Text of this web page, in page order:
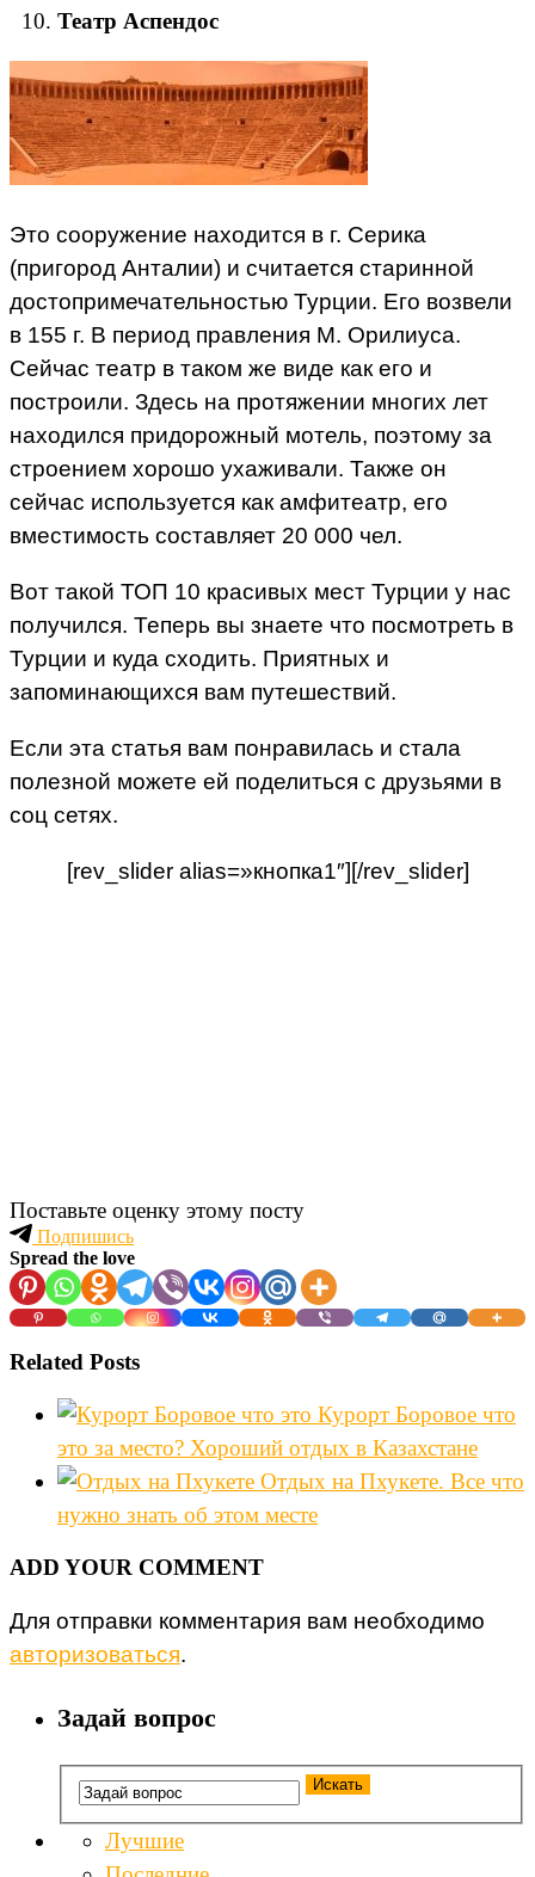
Театр Аспендос
Это сооружение находится в г. Серика
(пригород Анталии) и считается старинной
достопримечательностью Турции. Его возвели
в 155 г. В период правления М. Орилиуса.
Сейчас театр в таком же виде как его и
построили. Здесь на протяжении многих лет
находился придорожный мотель, поэтому за
строением хорошо ухаживали. Также он
сейчас используется как амфитеатр, его
вместимость составляет 20 000 чел.
Вот такой ТОП 10 красивых мест Турции у нас
получился. Теперь вы знаете что посмотреть в
Турции и куда сходить. Приятных и
запоминающихся вам путешествий.
Если эта статья вам понравилась и стала
полезной можете ей поделиться с друзьями в
соц сетях.
[rev_slider alias=»кнопка1″][/rev_slider]
Поставьте оценку этому посту
Подпишись
Spread the love
Related Posts
Курорт Боровое что
это за место? Хороший отдых в Казахстане
Отдых на Пхукете. Все что
нужно знать об этом месте
ADD YOUR COMMENT
Для отправки комментария вам необходимо
авторизоваться.
Задай вопрос
Лучшие